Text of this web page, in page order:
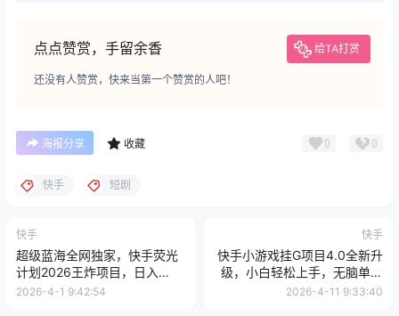
点点赞赏，手留余香 给TA打赏
还没有人赞赏，快来当第一个赞赏的人吧！
海报分享 收藏 0 0
快手 短剧
快手
超级蓝海全网独家，快手荧光
计划2026王炸项目，日入
1k+，快手短剧搬运，一键发
2026-4-1 9:42:54
快手
快手小游戏挂G项目4.0全新升
级，小白轻松上手，无脑单机
日入40+，可批量放大，附带
2026-4-11 9:33:40